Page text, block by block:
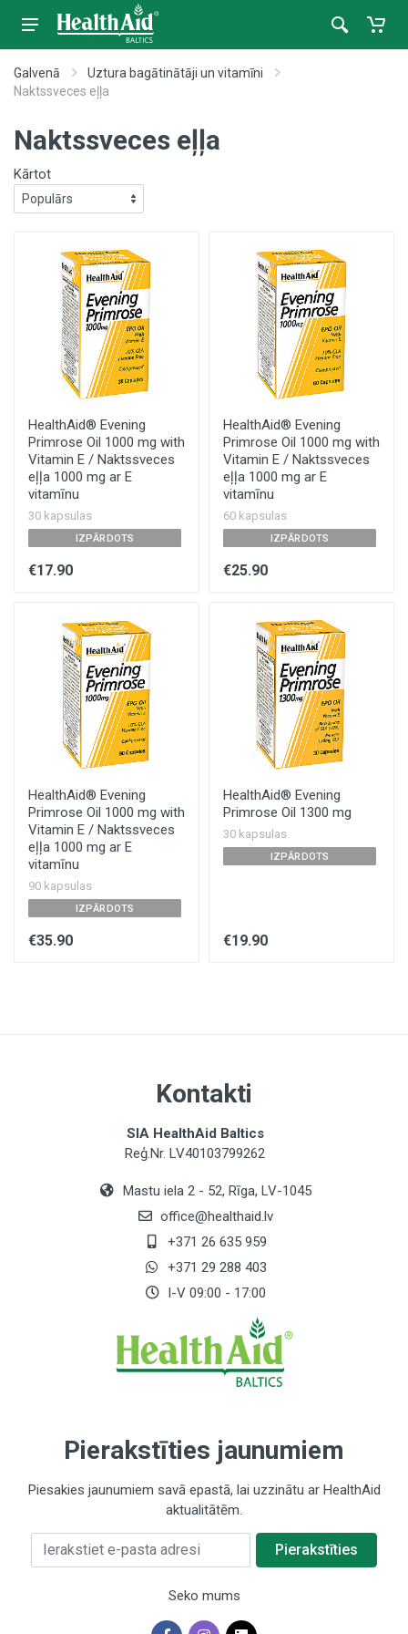
Galvenā
Uztura bagātinātāji un vitamīni
Naktssveces eļļa
Naktssveces eļļa
Kārtot
HealthAid® Evening
Primrose Oil 1000 mg with
Vitamin E / Naktssveces
eļļa 1000 mg ar E
vitamīnu
30 kapsulas
IZPĀRDOTS
€17.90
HealthAid® Evening
Primrose Oil 1000 mg with
Vitamin E / Naktssveces
eļļa 1000 mg ar E
vitamīnu
60 kapsulas
IZPĀRDOTS
€25.90
HealthAid® Evening
Primrose Oil 1000 mg with
Vitamin E / Naktssveces
eļļa 1000 mg ar E
vitamīnu
90 kapsulas
IZPĀRDOTS
€35.90
HealthAid® Evening
Primrose Oil 1300 mg
30 kapsulas
IZPĀRDOTS
€19.90
Kontakti
SIA HealthAid Baltics
Reģ.Nr. LV40103799262
Mastu iela 2 - 52, Rīga, LV-1045
office@healthaid.lv
+371 26 635 959
+371 29 288 403
I-V 09:00 - 17:00
Pierakstīties jaunumiem
Piesakies jaunumiem savā epastā, lai uzzinātu ar HealthAid
aktualitātēm.
Ierakstiet e-pasta adresi Pierakstīties
Seko mums